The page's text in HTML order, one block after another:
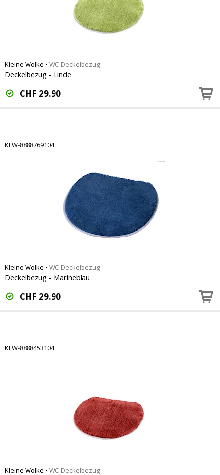
Kleine Wolke • WC-Deckelbezug
Deckelbezug - Linde
CHF 29.90
KLW-8888769104
Kleine Wolke • WC-Deckelbezug
Deckelbezug - Marineblau
CHF 29.90
KLW-8888453104
Kleine Wolke • WC-Deckelbezug